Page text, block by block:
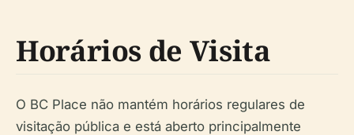
Horários de Visita
O BC Place não mantém horários regulares de
visitação pública e está aberto principalmente